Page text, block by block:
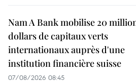
Nam A Bank mobilise 20
dollars de capitaux verts
internationaux auprès d'une
institution financière suisse
07/08/2026 08:45